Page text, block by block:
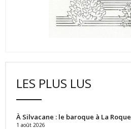
LES PLUS LUS
À Silvacane : le baroque à La Roque
1 août 2026